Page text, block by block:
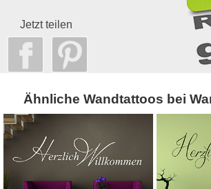
Jetzt teilen
Ähnliche Wandtattoos bei